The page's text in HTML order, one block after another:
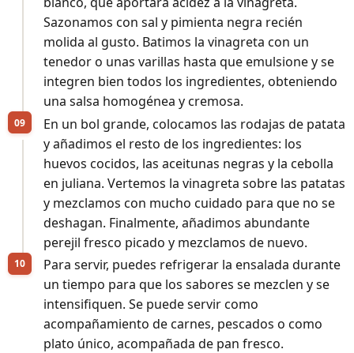
Sazonamos con sal y pimienta negra recién
molida al gusto. Batimos la vinagreta con un
tenedor o unas varillas hasta que emulsione y se
integren bien todos los ingredientes, obteniendo
una salsa homogénea y cremosa.
En un bol grande, colocamos las rodajas de patata
y añadimos el resto de los ingredientes: los
huevos cocidos, las aceitunas negras y la cebolla
en juliana. Vertemos la vinagreta sobre las patatas
y mezclamos con mucho cuidado para que no se
deshagan. Finalmente, añadimos abundante
perejil fresco picado y mezclamos de nuevo.
Para servir, puedes refrigerar la ensalada durante
un tiempo para que los sabores se mezclen y se
intensifiquen. Se puede servir como
acompañamiento de carnes, pescados o como
plato único, acompañada de pan fresco.